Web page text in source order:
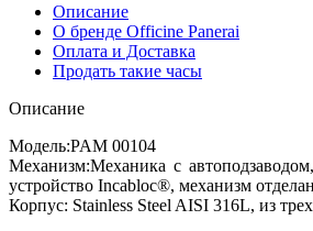
Описание
О бренде Officine Panerai
Оплата и Доставка
Продать такие часы
Описание
Модель:PAM 00104
Механизм:Механика с
устройство Incabloc®, механизм
Корпус: Stainless Steel AISI 316L, из